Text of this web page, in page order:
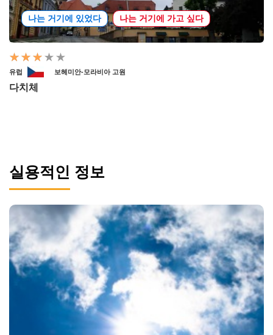
나는 거기에 있었다 나는 거기에 가고 싶다
유럽 보헤미안-모라비아 고원
다치체
실용적인 정보